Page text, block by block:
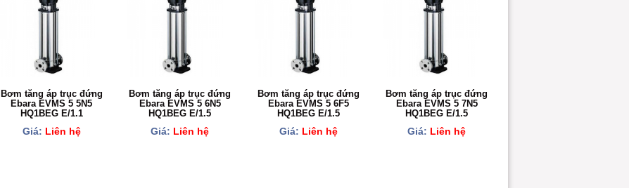
Bơm tăng áp trục đứng
Ebara EVMS 5 5N5
HQ1BEG E/1.1
Giá: Liên hệ
Bơm tăng áp trục đứng
Ebara EVMS 5 6N5
HQ1BEG E/1.5
Giá: Liên hệ
Bơm tăng áp trục đứng
Ebara EVMS 5 6F5
HQ1BEG E/1.5
Giá: Liên hệ
Bơm tăng áp trục đứng
Ebara EVMS 5 7N5
HQ1BEG E/1.5
Giá: Liên hệ